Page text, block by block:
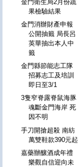
金門衛生局2月份蔬
果檢驗結果
金門消辦財產申報
公開抽籤 局長呂
英華抽出本人中
籤
金門縣節能志工隊
招募志工及培訓
即日至3/1
3隻窄脊露脊鼠海豚
魂斷金門海岸 死
因不明
手刀開搶超殺 南紡
萬雙鞋款390元起
嘉藥辦釀酒成年禮
樂觀自信迎向未